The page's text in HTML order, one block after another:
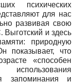
психических
для нас
развивая свою
Выготский и здесь
природную
показывает, что
«способен
запоминания и